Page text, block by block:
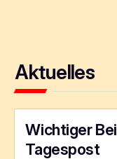
Aktuelles
Wichtiger
Tagespost